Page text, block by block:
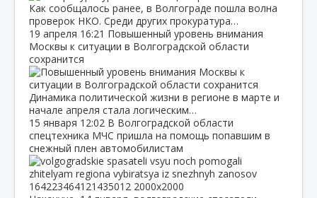
Как сообщалось ранее, в Волгограде пошла волна
проверок НКО. Среди других прокуратура…
19 апреля 16:21 Повышенный уровень внимания
Москвы к ситуации в Волгоградской области
сохранится
Динамика политической жизни в регионе в марте и
начале апреля стала логическим…
15 января 12:02 В Волгоградской области
спецтехника МЧС пришла на помощь попавшим в
снежный плен автомобилистам